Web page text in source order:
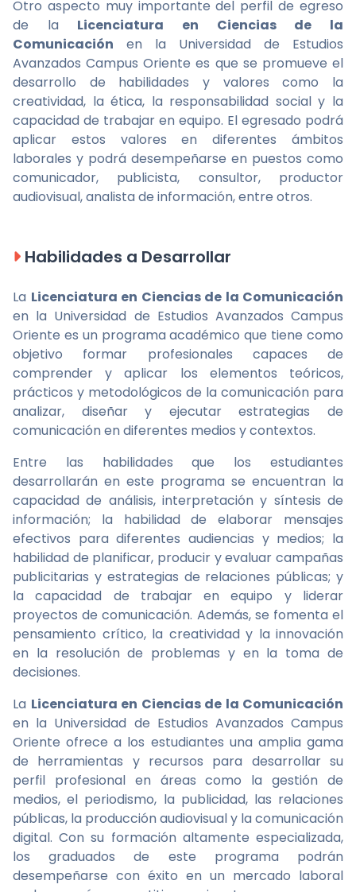
Otro aspecto muy importante del perfil de egreso
de la Licenciatura en Ciencias de la
Comunicación en la Universidad de Estudios
Avanzados Campus Oriente es que se promueve el
desarrollo de habilidades y valores como la
creatividad, la ética, la responsabilidad social y la
capacidad de trabajar en equipo. El egresado podrá
aplicar estos valores en diferentes ámbitos
laborales y podrá desempeñarse en puestos como
comunicador, publicista, consultor, productor
audiovisual, analista de información, entre otros.
Habilidades a Desarrollar
La Licenciatura en Ciencias de la Comunicación
en la Universidad de Estudios Avanzados Campus
Oriente es un programa académico que tiene como
objetivo formar profesionales capaces de
comprender y aplicar los elementos teóricos,
prácticos y metodológicos de la comunicación para
analizar, diseñar y ejecutar estrategias de
comunicación en diferentes medios y contextos.
Entre las habilidades que los estudiantes
desarrollarán en este programa se encuentran la
capacidad de análisis, interpretación y síntesis de
información; la habilidad de elaborar mensajes
efectivos para diferentes audiencias y medios; la
habilidad de planificar, producir y evaluar campañas
publicitarias y estrategias de relaciones públicas; y
la capacidad de trabajar en equipo y liderar
proyectos de comunicación. Además, se fomenta el
pensamiento crítico, la creatividad y la innovación
en la resolución de problemas y en la toma de
decisiones.
La Licenciatura en Ciencias de la Comunicación
en la Universidad de Estudios Avanzados Campus
Oriente ofrece a los estudiantes una amplia gama
de herramientas y recursos para desarrollar su
perfil profesional en áreas como la gestión de
medios, el periodismo, la publicidad, las relaciones
públicas, la producción audiovisual y la comunicación
digital. Con su formación altamente especializada,
los graduados de este programa podrán
desempeñarse con éxito en un mercado laboral